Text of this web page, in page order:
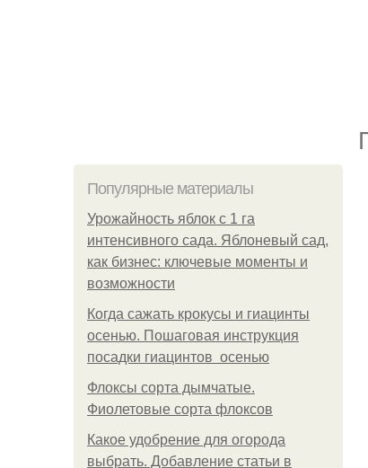
Популярные материалы
Урожайность яблок с 1 га
интенсивного сада. Яблоневый сад,
как бизнес: ключевые моменты и
возможности
Когда сажать крокусы и гиацинты
осенью. Пошаговая инструкция
посадки гиацинтов осенью
Флоксы сорта дымчатые.
Фиолетовые сорта флоксов
Какое удобрение для огорода
выбрать. Добавление статьи в